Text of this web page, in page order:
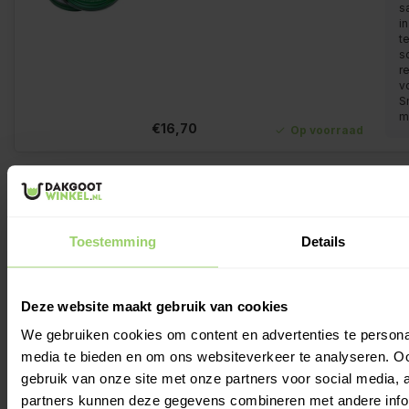
Toestemming Details
Deze website maakt gebruik van cookies
We gebruiken cookies om content en advertenties te
media te bieden en om ons websiteverkeer te analyseren.
gebruik van onze site met onze partners voor social media,
partners kunnen deze gegevens combineren met andere
€16,70 Op voorraad